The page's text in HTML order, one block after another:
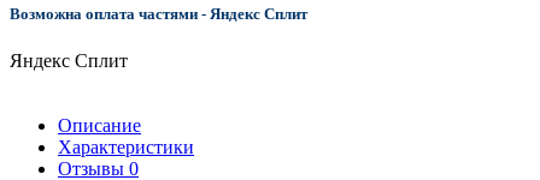
Возможна оплата частями - Яндекс Сплит
Яндекс Сплит
Описание
Характеристики
Отзывы 0